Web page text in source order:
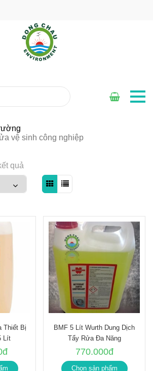
vệ sinh công nghiệp
quả
Thiết Bị
Lít
BMF 5 Lít Wurth Dung Dịch
Tẩy Rửa Đa Năng
770.000đ
Chọn sản phẩm